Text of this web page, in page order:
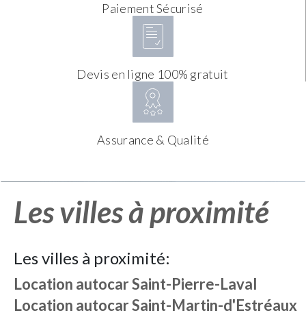
Paiement Sécurisé
Devis en ligne 100% gratuit
Assurance & Qualité
Les villes à proximité
Les villes à proximité:
Location autocarSaint-Pierre-Laval
Location autocarSaint-Martin-d'Estréaux